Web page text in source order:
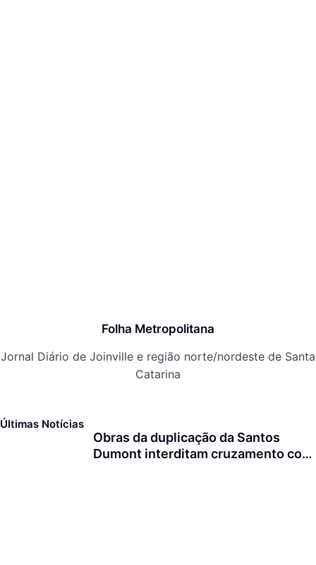
Folha Metropolitana
Jornal Diário de Joinville e região norte/nordeste de Santa
Catarina
Últimas Notícias
Obras da duplicação da Santos
Dumont interditam cruzamento com